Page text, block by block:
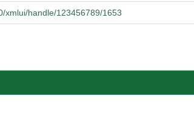
xmlui/handle/123456789/1653